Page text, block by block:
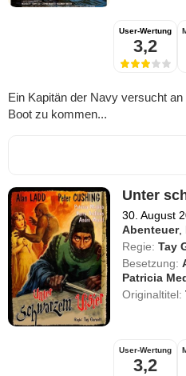
User-Wertung
3,2
Ein Kapitän der Navy versucht
Boot zu kommen...
Unter
30. August
Abenteuer,
Regie: Tay
Besetzung:
Patricia
Originaltitel:
User-Wertung
3,2